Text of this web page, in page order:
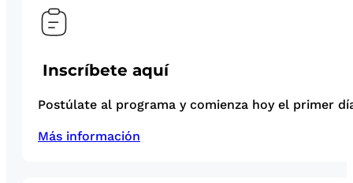
Inscríbete aquí
Postúlate al programa y comienza hoy el primer
Más información